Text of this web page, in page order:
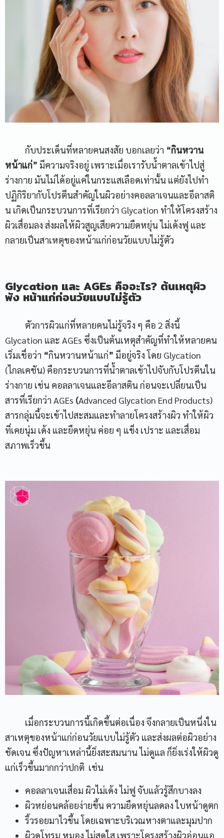
กับประเด็นที่หลายคนสงสัย บอกเลยว่า “กินหวาน
หน้าแก่” มีความจริงอยู่ เพราะเมื่อเรารับน้ำตาลเข้าไปสู่
ร่างกาย มันไม่ได้อยู่แค่ในกระแสเลือดเท่านั้น แต่ยังไปทำ
ปฏิกิริยากับโปรตีนสำคัญในผิวอย่างคอลลาเจนและอีลาสติ
น เกิดเป็นกระบวนการที่เรียกว่า Glycation ทำให้โครงสร้าง
ผิวเสื่อมลง ส่งผลให้ผิวสูญเสียความยืดหยุ่น ไม่เด้งฟู และ
กลายเป็นสาเหตุของหน้าแก่ก่อนวัยแบบไม่รู้ตัว
Glycation และ AGEs คืออะไร? ต้นเหตุผิว
พัง หน้าแก่ก่อนวัยแบบไม่รู้ตัว
ตัวการผิวแก่ที่หลายคนไม่รู้จริง ๆ คือ 2 สิ่งนี้
Glycation และ AGEs ซึ่งเป็นต้นเหตุสำคัญที่ทำให้หลายคน
เริ่มเชื่อว่า “กินหวานหน้าแก่” มีอยู่จริง โดย Glycation
(ไกลเคชัน) คือกระบวนการที่น้ำตาลเข้าไปจับกับโปรตีนใน
ร่างกาย เช่น คอลลาเจนและอีลาสติน ก่อนจะเปลี่ยนเป็น
สารที่เรียกว่า AGEs (Advanced Glycation End Products)
สารกลุ่มนี้จะเข้าไปสะสมและทำลายโครงสร้างผิว ทำให้ผิว
ที่เคยนุ่ม เด้ง และยืดหยุ่น ค่อย ๆ แข็ง เปราะ และเสื่อม
สภาพเร็วขึ้น
เมื่อกระบวนการนี้เกิดขึ้นต่อเนื่อง จึงกลายเป็นหนึ่งใน
สาเหตุของหน้าแก่ก่อนวัยแบบไม่รู้ตัว และส่งผลต่อผิวอย่าง
ชัดเจน ซึ่งปัญหาเหล่านี้ยิ่งสะสมนาน ไม่ดูแล ก็ยิ่งเร่งให้ผิวดู
แก่เร็วขึ้นมากกว่าปกติ เช่น
คอลลาเจนเสื่อม ผิวไม่เด้ง ไม่ฟู จับแล้วรู้สึกบางลง
ผิวหย่อนคล้อยง่ายขึ้น ความยืดหยุ่นลดลง ใบหน้าดูตก
ริ้วรอยมาไวขึ้น โดยเฉพาะบริเวณหางตาและมุมปาก
ผิวดูโทรม หมอง ไม่สดใส เพราะโครงสร้างผิวอ่อนแอ